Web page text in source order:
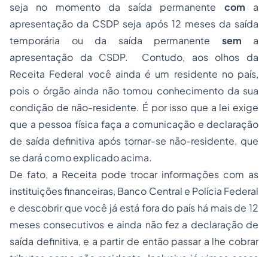
seja no momento da saída permanente com a
apresentação da CSDP seja após 12 meses da saída
temporária ou da saída permanente sem a
apresentação da CSDP. Contudo, aos olhos da
Receita Federal você ainda é um residente no país,
pois o órgão ainda não tomou conhecimento da sua
condição de não-residente. É por isso que a lei exige
que a pessoa física faça a comunicação e declaração
de saída definitiva após tornar-se não-residente, que
se dará como explicado acima.
De fato, a Receita pode trocar informações com as
instituições financeiras, Banco Central e Polícia Federal
e descobrir que você já está fora do país há mais de 12
meses consecutivos e ainda não fez a declaração de
saída definitiva, e a partir de então passar a lhe cobrar